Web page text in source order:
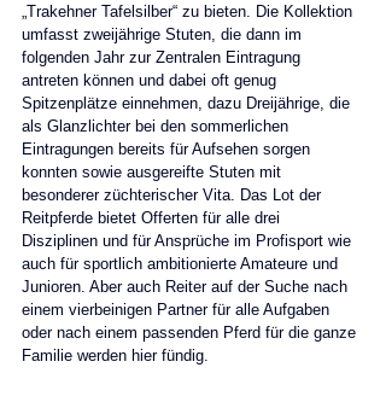
„Trakehner Tafelsilber“ zu bieten. Die Kollektion
umfasst zweijährige Stuten, die dann im
folgenden Jahr zur Zentralen Eintragung
antreten können und dabei oft genug
Spitzenplätze einnehmen, dazu Dreijährige, die
als Glanzlichter bei den sommerlichen
Eintragungen bereits für Aufsehen sorgen
konnten sowie ausgereifte Stuten mit
besonderer züchterischer Vita. Das Lot der
Reitpferde bietet Offerten für alle drei
Disziplinen und für Ansprüche im Profisport wie
auch für sportlich ambitionierte Amateure und
Junioren. Aber auch Reiter auf der Suche nach
einem vierbeinigen Partner für alle Aufgaben
oder nach einem passenden Pferd für die ganze
Familie werden hier fündig.